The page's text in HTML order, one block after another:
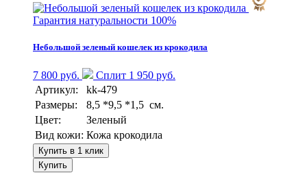
Гарантия натуральности 100%
Небольшой зеленый кошелек из крокодила
7 800 руб.
Сплит 1 950 руб.
Артикул:
kk-479
Размеры:
8,5 *9,5 *1,5 см.
Цвет:
Зеленый
Вид кожи: Кожа крокодила
Купить в 1 клик
Купить